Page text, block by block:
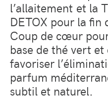
l’allaitement et la
DETOX pour la fin
Coup de cœur
base de thé vert
favoriser
parfum
subtil et naturel.